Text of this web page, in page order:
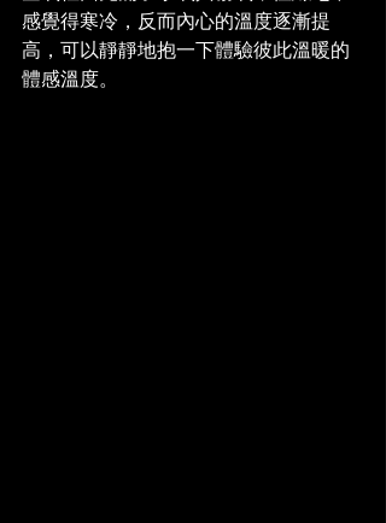
感覺得寒冷，反而內心的溫度逐漸提
高，可以靜靜地抱一下體驗彼此溫暖的
體感溫度。